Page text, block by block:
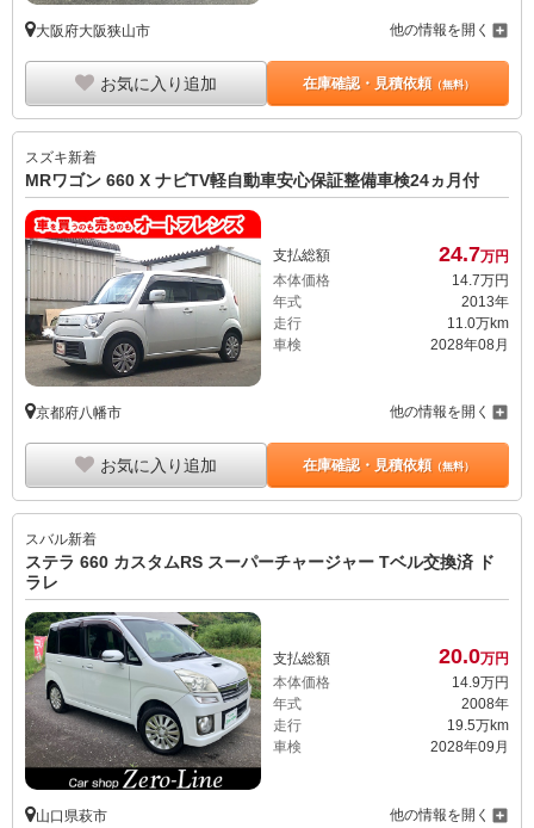
大阪府大阪狭山市 他の情報を開く
お気に入り追加 在庫確認・見積依頼（無料）
スズキ新着
MRワゴン 660 X ナビTV軽自動車安心保証整備車検24ヵ月付
支払総額 24.7万円
本体価格
14. 7万円
年式
2013年
走行
11.0万km
車検
2028年08月
京都府八幡市 他の情報を開く
お気に入り追加 在庫確認・見積依頼（無料）
スバル新着
ステラ 660 カスタムRS スーパーチャージャー Tベル交換済 ド
ラレ
支払総額 20.0万円
本体価格
14.9万円
年式
2008年
走行
19.5万km
車検
2028年09月
山口県萩市 他の情報を開く